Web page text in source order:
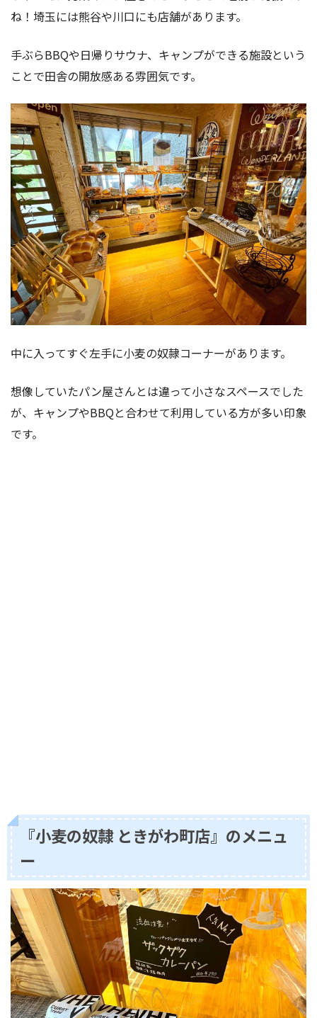
ね！埼玉には熊谷や川口にも店舗があります。
手ぶらBBQや日帰りサウナ、キャンプができる施設という
ことで田舎の開放感ある雰囲気です。
中に入ってすぐ左手に小麦の奴隷コーナーがあります。
想像していたパン屋さんとは違って小さなスペースでした
が、キャンプやBBQと合わせて利用している方が多い印象
です。
『小麦の奴隷 ときがわ町店』のメニュ
ー